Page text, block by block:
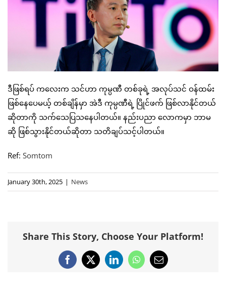
ဒီဖြစ်ရပ် ကလေးက သင်ဟာ ကုမ္ပဏီ တစ်ခုရဲ့ အလုပ်သင် ဝန်ထမ်း
ဖြစ်နေပေမယ့် တစ်ချိန်မှာ အဲဒီ ကုမ္ပဏီရဲ့ ပြိုင်ဖက် ဖြစ်လာနိုင်တယ်
ဆိုတာကို သက်သေပြသနေပါတယ်။ နည်းပညာ လောကမှာ ဘာမ
ဆို ဖြစ်သွားနိုင်တယ်ဆိုတာ သတိချပ်သင့်ပါတယ်။
Ref: Somtom
January 30th, 2025 | News
Share This Story, Choose Your Platform!
Facebook
X LinkedInWhatsApp
Email